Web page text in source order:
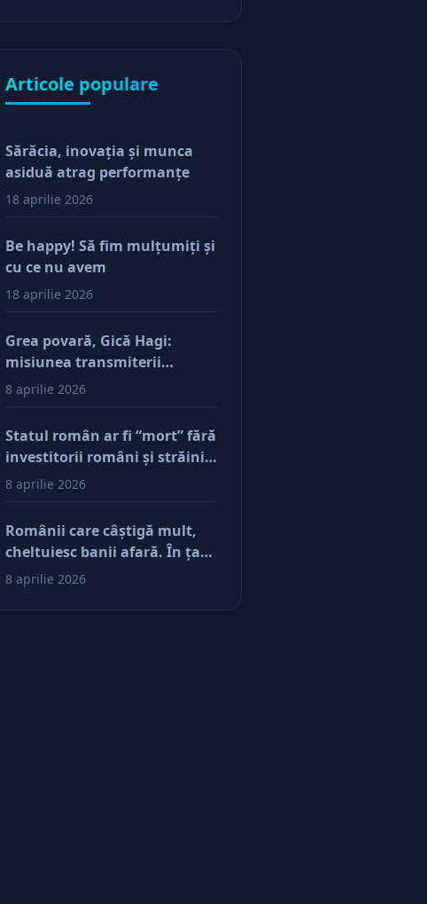
Articole populare
Sărăcia, inovaţia şi munca
asiduă atrag performanţe
18 aprilie 2026
Be happy! Să fim mulţumiţi şi
cu ce nu avem
18 aprilie 2026
Grea povară, Gică Hagi:
misiunea transmiterii
valorilor şi a mentalităţii o
care vor să-și lase moştenire
afacerile
8 aprilie 2026
Statul român ar fi “mort” fără
investitorii români şi străini.
După părerea mea, acum e
face diferenţa între cine îl
tine în viaţă şi cine i-a făcut
rău
8 aprilie 2026
Românii care câştigă mult,
cheltuiesc banii afară. În ţară
rămâne mărunţişul
8 aprilie 2026